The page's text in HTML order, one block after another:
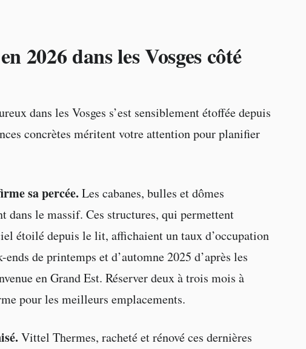
2026 dans les Vosges côté
dans les Vosges s’est sensiblement étoffée depuis
concrètes méritent votre attention pour planifier
sa percée.Les cabanes, bulles et dômes
dans le massif. Ces structures, qui permettent
étoilé depuis le lit, affichaient un taux d’occupation
de printemps et d’automne 2025 d’après les
en Grand Est. Réserver deux à trois mois à
pour les meilleurs emplacements.
Vittel Thermes, racheté et rénové ces dernières